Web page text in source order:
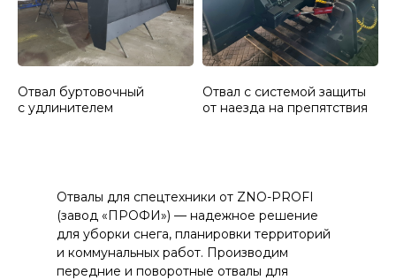
Отвал буртовочный
с удлинителем
Отвал с системой защиты
от наезда на препятствия
Отвалы для спецтехники от ZNO-PROFI
(завод «ПРОФИ») — надежное решение
для уборки снега, планировки территорий
и коммунальных работ. Производим
передние и поворотные отвалы для